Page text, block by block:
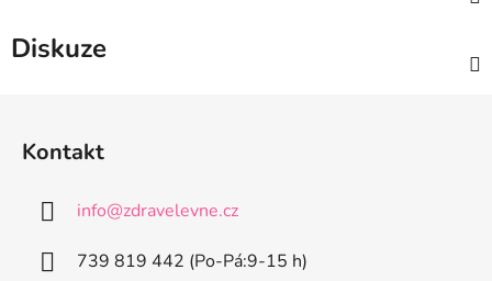
Diskuze
Kontakt
info@zdravelevne.cz
739 819 442 (Po-Pá:9-15 h)